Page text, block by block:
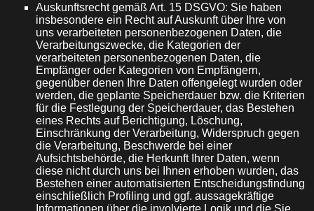
Auskunftsrecht gemäß Art. 15 DSGVO: Sie haben
insbesondere ein Recht auf Auskunft über Ihre von
uns verarbeiteten personenbezogenen Daten, die
Verarbeitungszwecke, die Kategorien der
verarbeiteten personenbezogenen Daten, die
Empfänger oder Kategorien von Empfängern,
gegenüber denen Ihre Daten offengelegt wurden oder
werden, die geplante Speicherdauer bzw. die Kriterien
für die Festlegung der Speicherdauer, das Bestehen
eines Rechts auf Berichtigung, Löschung,
Einschränkung der Verarbeitung, Widerspruch gegen
die Verarbeitung, Beschwerde bei einer
Aufsichtsbehörde, die Herkunft Ihrer Daten, wenn
diese nicht durch uns bei Ihnen erhoben wurden, das
Bestehen einer automatisierten Entscheidungsfindung
einschließlich Profiling und ggf. aussagekräftige
Informationen über die involvierte Logik und die Sie